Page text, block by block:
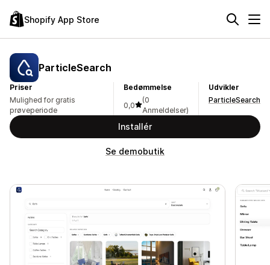
Shopify App Store
ParticleSearch
Priser
Mulighed for gratis
prøveperiode
Bedømmelse
0,0
(0
Anmeldelser)
Udvikler
ParticleSearch
Installér
Se demobutik